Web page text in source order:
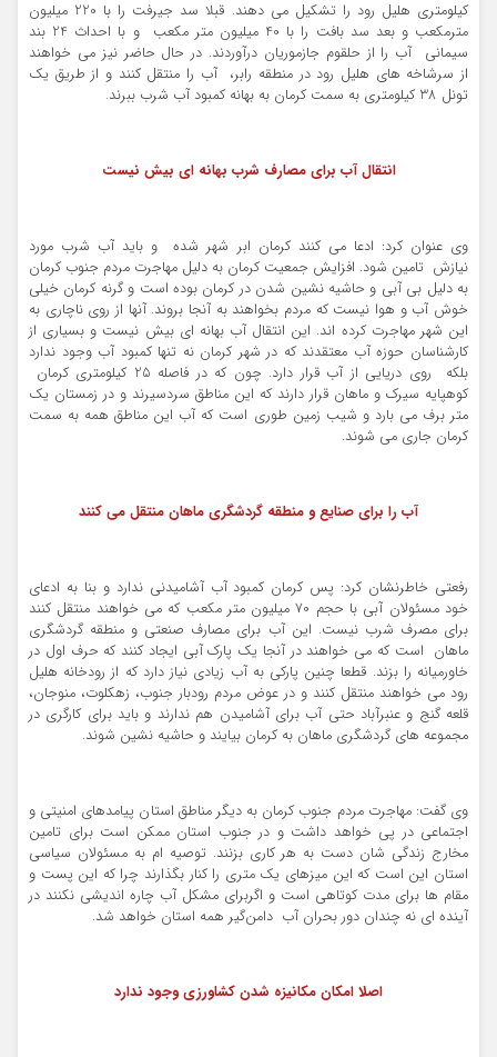
کیلومتری هلیل رود را تشکیل می دهند. قبلا سد جیرفت را با 220 میلیون
مترمکعب و بعد سد بافت را با 40 میلیون متر مکعب و با احداث 24 بند
سیمانی آب را از حلقوم جازموریان درآوردند. در حال حاضر نیز می خواهند
از سرشاخه های هلیل رود در منطقه رابر، آب را منتقل کنند و از طریق یک
تونل 38 کیلومتری به سمت کرمان به بهانه کمبود آب شرب ببرند.
انتقال آب برای مصارف شرب بهانه ای بیش نیست
وی عنوان کرد: ادعا می کنند کرمان ابر شهر شده و باید آب شرب مورد
نیازش تامین شود. افزایش جمعیت کرمان به دلیل مهاجرت مردم جنوب کرمان
به دلیل بی آبی و حاشیه نشین شدن در کرمان بوده است و گرنه کرمان خیلی
خوش آب و هوا نیست که مردم بخواهند به آنجا بروند. آنها از روی ناچاری به
این شهر مهاجرت کرده اند. این انتقال آب بهانه ای بیش نیست و بسیاری از
کارشناسان حوزه آب معتقدند که در شهر کرمان نه تنها کمبود آب وجود ندارد
بلکه روی دریایی از آب قرار دارد. چون که در فاصله 25 کیلومتری کرمان
کوهپایه سیرک و ماهان قرار دارند که این مناطق سردسیرند و در زمستان یک
متر برف می بارد و شیب زمین طوری است که آب این مناطق همه به سمت
کرمان جاری می شوند.
آب را برای صنایع و منطقه گردشگری ماهان منتقل می کنند
رفعتی خاطرنشان کرد: پس کرمان کمبود آب آشامیدنی ندارد و بنا به ادعای
خود مسئولان آبی با حجم 70 میلیون متر مکعب که می خواهند منتقل کنند
برای مصرف شرب نیست. این آب برای مصارف صنعتی و منطقه گردشگری
ماهان است که می خواهند در آنجا یک پارک آبی ایجاد کنند که حرف اول در
خاورمیانه را بزند. قطعا چنین پارکی به آب زیادی نیاز دارد که از رودخانه هلیل
رود می خواهند منتقل کنند و در عوض مردم رودبار جنوب، زهکلوت، منوجان،
قلعه گنج و عنبرآباد حتی آب برای آشامیدن هم ندارند و باید برای کارگری در
مجموعه های گردشگری ماهان به کرمان بیایند و حاشیه نشین شوند.
وی گفت: مهاجرت مردم جنوب کرمان به دیگر مناطق استان پیامدهای امنیتی و
اجتماعی در پی خواهد داشت و در جنوب استان ممکن است برای تامین
مخارج زندگی شان دست به هر کاری بزنند. توصیه ام به مسئولان سیاسی
استان این است که این میزهای یک متری را کنار بگذارند چرا که این پست و
مقام ها برای مدت کوتاهی است و اگربرای مشکل آب چاره اندیشی نکنند در
آینده ای نه چندان دور بحران آب دامن‌گیر همه استان خواهد شد.
اصلا امکان مکانیزه شدن کشاورزی وجود ندارد